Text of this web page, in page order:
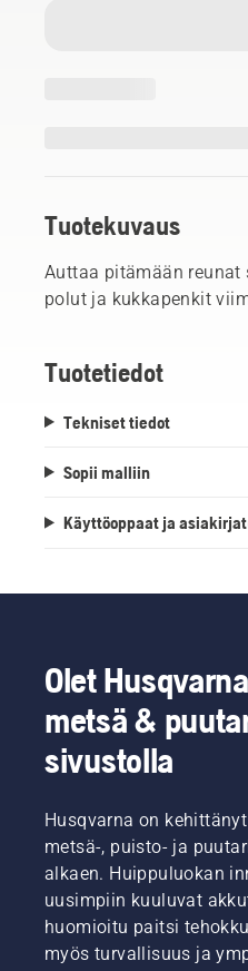
Tuotekuvaus
Auttaa pitämään reunat
polut ja kukkapenkit
Tuotetiedot
Tekniset tiedot
Sopii malliin
Käyttöoppaat ja asiakirjat
Olet
metsä &
sivustolla
Husqvarna on
metsä-, puisto- ja
alkaen. Huippuluokan
uusimpiin kuuluvat
huomioitu paitsi
myös turvallisuus ja